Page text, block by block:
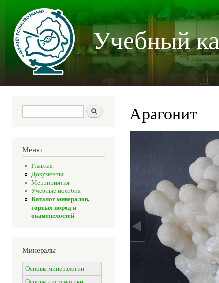
Учебный
Форма поиска Поиск
Меню
Главная
Документы
Мероприятия
Учебные пособия
Каталог минералов,
горных пород и
окаменелостей
Минералы
Основы минералогии
Арагонит